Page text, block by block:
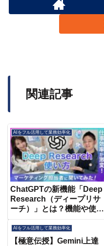
関連記事
AIをフル活用して業務効率化
ChatGPTの新機能「Deep
Research（ディープリサ
ーチ）」とは？機能や使い
AIをフル活用して業務効率化
【極意伝授】Gemini上達